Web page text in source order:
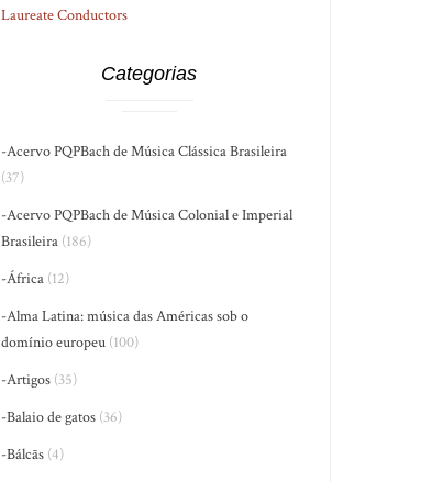
Laureate Conductors
Categorias
-Acervo PQPBach de Música Clássica Brasileira
(37)
-Acervo PQPBach de Música Colonial e Imperial
Brasileira (186)
-África (12)
-Alma Latina: música das Américas sob o
domínio europeu (100)
-Artigos (35)
-Balaio de gatos (36)
-Bálcãs (4)